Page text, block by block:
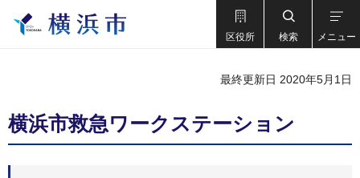
区役所 検索 メニュー
最終更新日 2020年5月1日
横浜市救急ワークステーション